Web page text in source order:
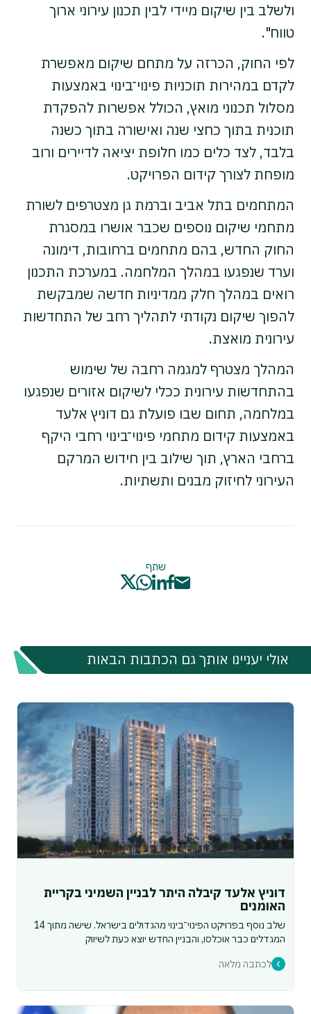
ולשלב בין שיקום מיידי לבין תכנון עירוני ארוך
טווח".
לפי החוק, הכרזה על מתחם שיקום מאפשרת
לקדם במהירות תוכניות פינוי־בינוי באמצעות
מסלול תכנוני מואץ, הכולל אפשרות להפקדת
תוכנית בתוך כחצי שנה ואישורה בתוך כשנה
בלבד, לצד כלים כמו חלופת יציאה לדיירים ורוב
מופחת לצורך קידום הפרויקט.
המתחמים בתל אביב וברמת גן מצטרפים לשורת
מתחמי שיקום נוספים שכבר אושרו במסגרת
החוק החדש, בהם מתחמים ברחובות, דימונה
וערד שנפגעו במהלך המלחמה. במערכת התכנון
רואים במהלך חלק ממדיניות חדשה שמבקשת
להפוך שיקום נקודתי לתהליך רחב של התחדשות
עירונית מואצת.
המהלך מצטרף למגמה רחבה של שימוש
בהתחדשות עירונית ככלי לשיקום אזורים שנפגעו
במלחמה, תחום שבו פועלת גם דוניץ אלעד
באמצעות קידום מתחמי פינוי־בינוי רחבי היקף
ברחבי הארץ, תוך שילוב בין חידוש המרקם
העירוני לחיזוק מבנים ותשתיות.
שתף
אולי יעניינו אותך גם הכתבות הבאות
דוניץ אלעד קיבלה היתר לבניין השמיני בקריית
האומנים
שלב נוסף בפרויקט הפינוי־בינוי מהגדולים בישראל. שישה מתוך 14
המגדלים כבר אוכלסו, והבניין החדש יוצא כעת לשיווק
לכתבה מלאה